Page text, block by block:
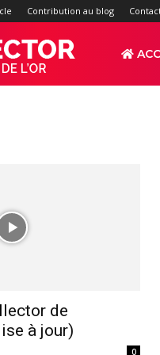
Contribution au blog
de
à jour)
0